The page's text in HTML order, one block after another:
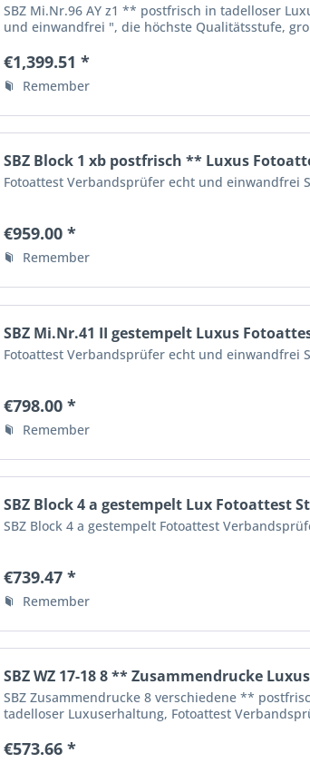
SBZ Mi.Nr.96 AY z1 ** postfrisch in tadelloser
und einwandfrei ", die höchste Qualitätsstufe,
€1,399.51 *
Remember
SBZ Block 1 xb postfrisch ** Luxus
Fotoattest Verbandsprüfer echt und einwandfrei
€959.00 *
Remember
SBZ Mi.Nr.41 II gestempelt Luxus
Fotoattest Verbandsprüfer echt und einwandfrei
€798.00 *
Remember
SBZ Block 4 a gestempelt Lux Fotoattest
SBZ Block 4 a gestempelt Fotoattest
€739.47 *
Remember
SBZ WZ 17-18 8 ** Zusammendrucke
SBZ Zusammendrucke 8 verschiedene **
tadelloser Luxuserhaltung, Fotoattest
€573.66 *